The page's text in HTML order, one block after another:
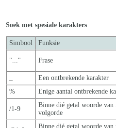
Soek met spesiale karakters
Simbool Funksie
"..." Frase
Een ontbrekende karakter
%
Enige aantal ontbrekende
/1-9
Binne dié getal woorde van
volgorde
Binne dié getal woorde van